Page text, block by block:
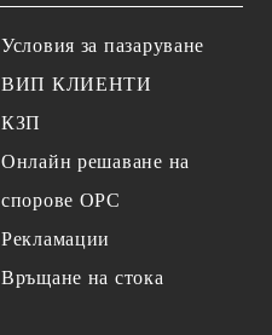
Условия за пазаруване
ВИП КЛИЕНТИ
КЗП
Онлайн решаване на
спорове OPC
Рекламации
Връщане на стока